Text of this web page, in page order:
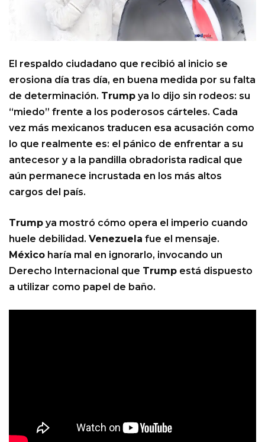
El respaldo ciudadano que recibió al inicio se
erosiona día tras día, en buena medida por su falta
de determinación. Trump ya lo dijo sin rodeos: su
“miedo” frente a los poderosos cárteles. Cada
vez más mexicanos traducen esa acusación como
lo que realmente es: el pánico de enfrentar a su
antecesor y a la pandilla obradorista radical que
aún permanece incrustada en los más altos
cargos del país.
Trump ya mostró cómo opera el imperio cuando
huele debilidad. Venezuela fue el mensaje.
México haría mal en ignorarlo, invocando un
Derecho Internacional que Trump está dispuesto
a utilizar como papel de baño.